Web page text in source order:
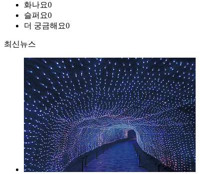
화나요0
슬퍼요0
더 궁금해요0
최신뉴스